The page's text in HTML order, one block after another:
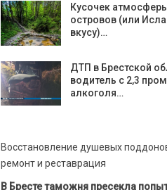
Кусочек
островов (или
вкусу)…
ДТП в Брестской
водитель с 2,3
алкоголя…
Восстановление душевых
ремонт и реставрация
В Бресте таможня пресекла